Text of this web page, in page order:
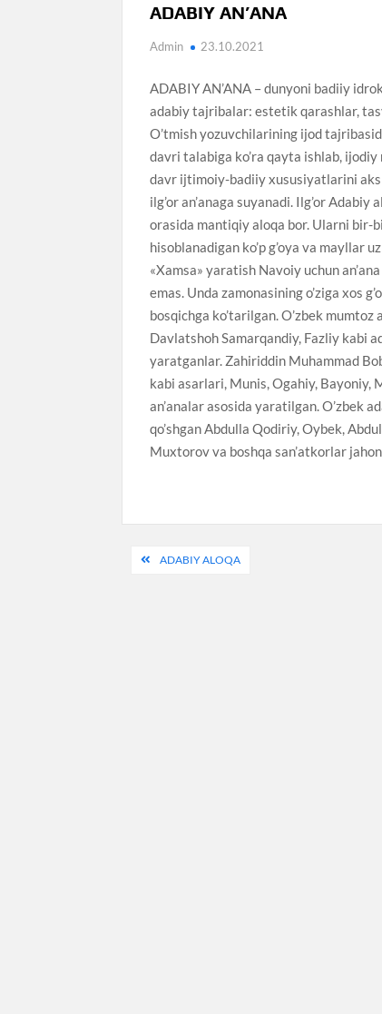
ADABIY AN’ANA
Admin 23.10.2021
ADABIY AN’ANA – dunyoni badiiy
adabiy tajribalar: estetik qarashlar,
O’tmish yozuvchilarining ijod
davri talabiga ko’ra qayta ishlab,
davr ijtimoiy-badiiy xususiyatlarini aks
ilg’or an’anaga suyanadi. Ilg’or
orasida mantiqiy aloqa bor. Ularni bir-
hisoblanadigan ko’p g’oya va mayllar
«Xamsa» yaratish Navoiy uchun
emas. Unda zamonasining o’ziga xos
bosqichga ko’tarilgan. O’zbek
Davlatshoh Samarqandiy, Fazliy kabi
yaratganlar. Zahiriddin Muhammad
kabi asarlari, Munis, Ogahiy,
an’analar asosida yaratilgan. O’zbek
qo’shgan Abdulla Qodiriy, Oybek,
Muxtorov va boshqa san’atkorlar
PostADABIY ALOQA